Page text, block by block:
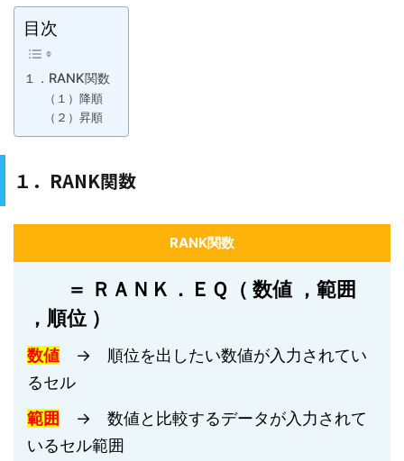
目次
１．RANK関数
（１）降順
（２）昇順
１．RANK関数
RANK関数
＝ ＲＡＮＫ．ＥＱ（ 数値 ，範囲
，順位 ）
数値 → 順位を出したい数値が入力されてい
るセル
範囲
→ 数値と比較するデータが入力されて
いるセル範囲